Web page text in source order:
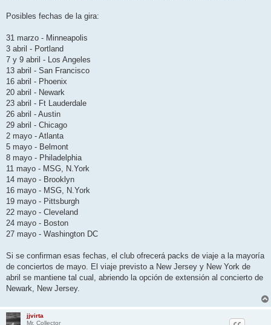
Posibles fechas de la gira:
31 marzo - Minneapolis
3 abril - Portland
7 y 9 abril - Los Angeles
13 abril - San Francisco
16 abril - Phoenix
20 abril - Newark
23 abril - Ft Lauderdale
26 abril - Austin
29 abril - Chicago
2 mayo - Atlanta
5 mayo - Belmont
8 mayo - Philadelphia
11 mayo - MSG, N.York
14 mayo - Brooklyn
16 mayo - MSG, N.York
19 mayo - Pittsburgh
22 mayo - Cleveland
24 mayo - Boston
27 mayo - Washington DC
Si se confirman esas fechas, el club ofrecerá packs de viaje a la mayoría
de conciertos de mayo. El viaje previsto a New Jersey y New York de
abril se mantiene tal cual, abriendo la opción de extensión al concierto de
Newark, New Jersey.
jjvirta
Mr. Collector